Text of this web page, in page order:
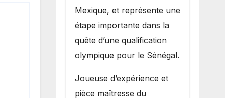
Mexique, et représente une
étape importante dans la
quête d’une qualification
olympique pour le Sénégal.
Joueuse d’expérience et
pièce maîtresse du